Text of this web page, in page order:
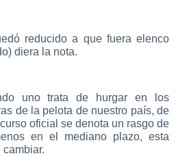
reducido a que fuera elenco
diera la nota.
uno trata de hurgar en los
de la pelota de nuestro país, de
oficial se denota un rasgo de
en el mediano plazo, esta